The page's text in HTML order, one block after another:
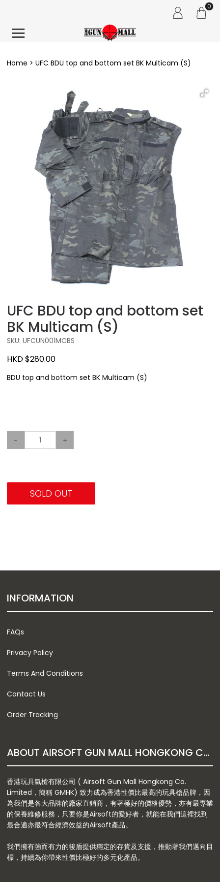
0
Home UFC BDU top and bottom set BK Multicam (S)
UFC BDU top and bottom set
BK Multicam (S)
SKU: UFCUN001MCBS
HKD $280.00
BDU top and bottom set BK Multicam (S)
- +
SOLD OUT
INFORMATION
FAQs
Privacy Policy
Terms And Conditions
Contact Us
Order Tracking
ABOUT AIRSOFT GUN MALL HONGKONG CO. LTD
香港玩具氣槍有限公司 ( Airsoft Gun Mall Hongkong Co.
Limited，簡稱 GMHK) 致力成為香港性價比最高的玩具槍品牌，因
為我們是各大品牌的廠家直銷商，有著極好的價格優勢，亦有最專業
的保養維修服務，只要你是Airsoft的愛好者，就能在我們這裡找到
最合適亦最符合經濟效益的Airsoft產品。
我們擁有強而有力的後盾提供穩定的存貨及支援，推動著我們邁向目
標，持續為你帶來性價比極好的多元化產品。